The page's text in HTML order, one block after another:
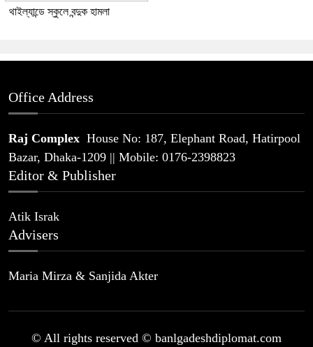
থাইল্যান্ডে স্কুলে বন্দুক হামলা
Office Address
Raj Complex House No: 187, Elephant Road, Hatirpool
Bazar, Dhaka-1209 || Mobile: 0176-2398823
Editor & Publisher
Atik Israk
Advisers
Maria Mirza & Sanjida Akter
© All rights reserved © banlgadeshdiplomat.com